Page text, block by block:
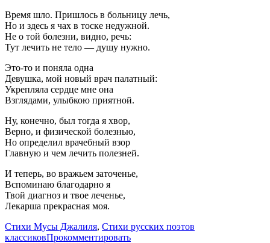
Время шло. Пришлось в больницу лечь,
Но и здесь я чах в тоске недужной.
Не о той болезни, видно, речь:
Тут лечить не тело — душу нужно.
Это-то и поняла одна
Девушка, мой новый врач палатный:
Укрепляла сердце мне она
Взглядами, улыбкою приятной.
Ну, конечно, был тогда я хвор,
Верно, и физической болезнью,
Но определил врачебный взор
Главную и чем лечить полезней.
И теперь, во вражьем заточенье,
Вспоминаю благодарно я
Твой диагноз и твое леченье,
Лекарша прекрасная моя.
Стихи Мусы Джалиля, Стихи русских поэтов
классиковПрокомментировать